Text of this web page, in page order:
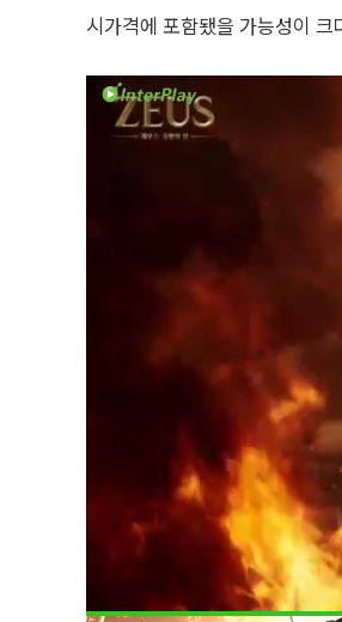
시가격에 포함됐을 가능성이 크